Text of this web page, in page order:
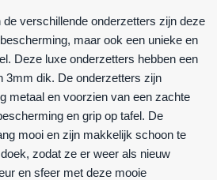
verschillende onderzetters zijn deze
maar ook een unieke en
Deze luxe onderzetters hebben een
3mm dik. De onderzetters zijn
metaal en voorzien van een zachte
en grip op tafel. De
mooi en zijn makkelijk schoon te
zodat ze er weer als nieuw
en sfeer met deze mooie